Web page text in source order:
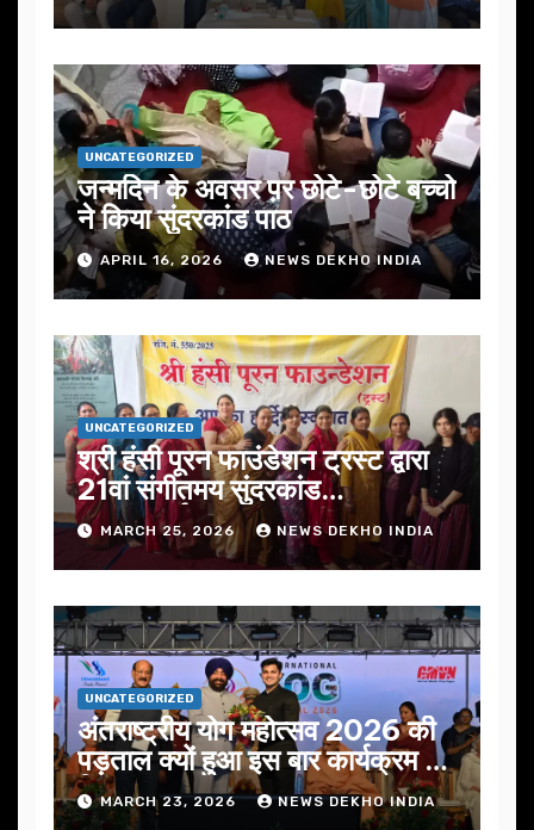
UNCATEGORIZED
जन्मदिन के अवसर प़र छोटे-छोटे बच्चो
ने किया सुंदरकांड पाठ
APRIL 16, 2026 NEWS DEKHO INDIA
UNCATEGORIZED
श्री हंसी पूरन फाउंडेशन ट्रस्ट द्वारा
21वां संगीतमय सुंदरकांड
सफलतापूर्वक संपन्न
MARCH 25, 2026 NEWS DEKHO INDIA
UNCATEGORIZED
अंतराष्ट्रीय योग महोत्सव 2026 की
पड़ताल क्यों हुआ इस बार कार्यक्रम में
निखार
MARCH 23, 2026 NEWS DEKHO INDIA